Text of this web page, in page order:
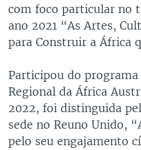
com foco particular no
ano 2021 “As Artes,
para Construir a África
Participou do programa
Regional da África
2022, foi distinguida
sede no Reuno Unido,
pelo seu engajamento